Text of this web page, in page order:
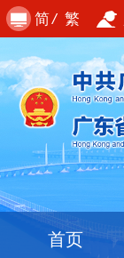
简/ 繁
首页